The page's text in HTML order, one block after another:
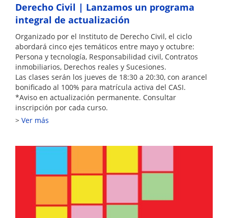
Derecho Civil | Lanzamos un programa
integral de actualización
Organizado por el Instituto de Derecho Civil, el ciclo
abordará cinco ejes temáticos entre mayo y octubre:
Persona y tecnología, Responsabilidad civil, Contratos
inmobiliarios, Derechos reales y Sucesiones.
Las clases serán los jueves de 18:30 a 20:30, con arancel
bonificado al 100% para matrícula activa del CASI.
*Aviso en actualización permanente. Consultar
inscripción por cada curso.
Ver más